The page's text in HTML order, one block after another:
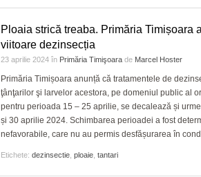
Ploaia strică treaba. Primăria Timișoara
viitoare dezinsecția
23 aprilie 2024 în Primăria Timişoara de Marcel Hoster
Primăria Timișoara anunță că tratamentele de
ţânţarilor şi larvelor acestora, pe domeniul public al
pentru perioada 15 – 25 aprilie, se decalează și
și 30 aprilie 2024. Schimbarea perioadei a fost
nefavorabile, care nu au permis desfășurarea în
Etichete: dezinsectie ploaie tantari